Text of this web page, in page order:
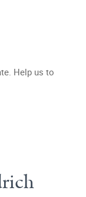
Help us to